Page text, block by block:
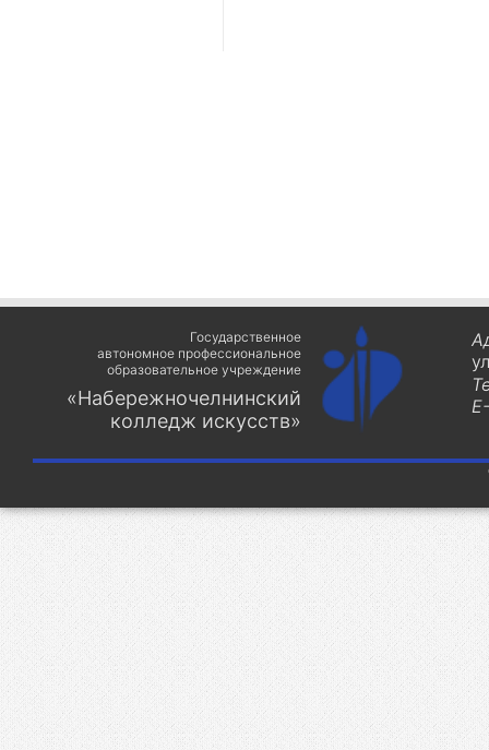
Государственное
автономное профессиональное
образовательное учреждение
«Набережночелнинский
колледж искусств»